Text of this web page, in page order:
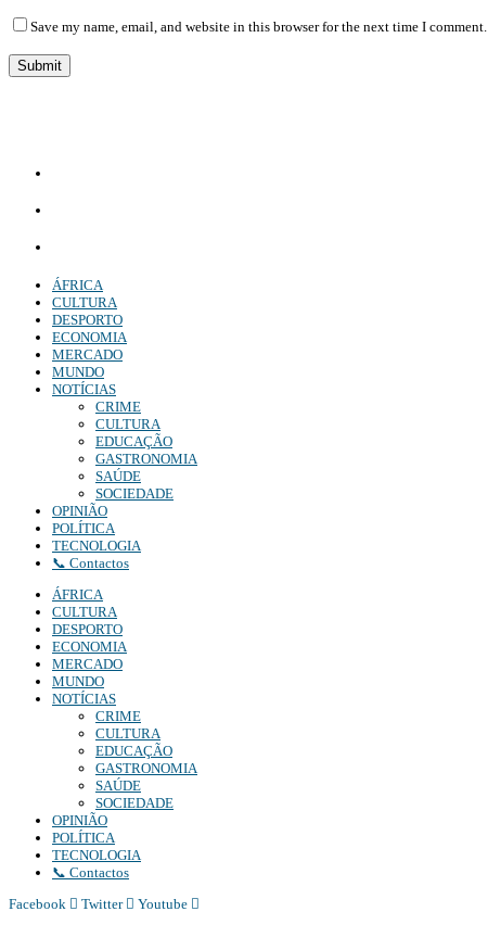
Save my name, email, and website in this browser for the next time I comment.
ÁFRICA
CULTURA
DESPORTO
ECONOMIA
MERCADO
MUNDO
NOTÍCIAS
CRIME
CULTURA
EDUCAÇÃO
GASTRONOMIA
SAÚDE
SOCIEDADE
OPINIÃO
POLÍTICA
TECNOLOGIA
📞 Contactos
ÁFRICA
CULTURA
DESPORTO
ECONOMIA
MERCADO
MUNDO
NOTÍCIAS
CRIME
CULTURA
EDUCAÇÃO
GASTRONOMIA
SAÚDE
SOCIEDADE
OPINIÃO
POLÍTICA
TECNOLOGIA
📞 Contactos
Facebook
Twitter Youtube